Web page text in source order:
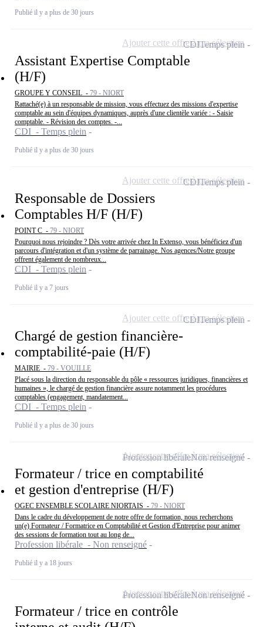
Publié il y a plus de 30 jours
Assistant Expertise Comptable
(H/F)
GROUPE Y CONSEIL - 79 - NIORT
Rattaché(e) à un responsable de mission, vous effectuez des missions d'expertise
comptable au sein d'équipes dynamiques, auprès d'une clientèle variée : - Saisie
comptable. - Révision des comptes. -...
CDI - Temps plein
Publié il y a plus de 30 jours
CDITemps plein
Ajouter cette offre à ma sélection
Responsable de Dossiers
Comptables H/F (H/F)
POINT C - 79 - NIORT
Pourquoi nous rejoindre ? Dès votre arrivée chez In Extenso, vous bénéficiez d'un
parcours d'intégration et d'un système de parrainage. Nos agences/Notre groupe
offrent également de nombreux...
CDI - Temps plein
Publié il y a 7 jours
CDITemps plein
Ajouter cette offre à ma sélection
Chargé de gestion financière-
comptabilité-paie (H/F)
MAIRIE - 79 - VOUILLE
Placé sous la direction du responsable du pôle « ressources juridiques, financières et
humaines », le chargé de gestion financière assure notamment les procédures
comptables (engagement, mandatement...
CDI - Temps plein
Publié il y a plus de 30 jours
CDITemps plein
Ajouter cette offre à ma sélection
Formateur / trice en comptabilité
et gestion d'entreprise (H/F)
OGEC ENSEMBLE SCOLAIRE NIORTAIS - 79 - NIORT
Dans le cadre du développement de notre offre de formation, nous recherchons
un(e) Formateur / Formatrice en Comptabilité et Gestion d'Entreprise pour animer
des sessions de formation tout au long de...
Profession libérale - Non renseigné
Publié il y a 18 jours
Profession libéraleNon renseigné
Ajouter cette offre à ma sélection
Formateur / trice en contrôle
Profession libéraleNon renseigné
Ajouter cette offre à ma sélection